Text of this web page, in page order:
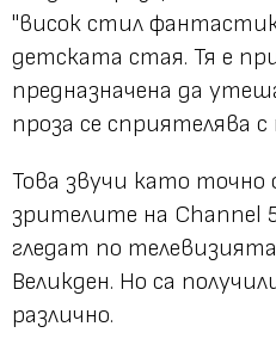
"висок стил
детската стая. Тя е
предназначена да
проза се сприятелява
Това звучи като точно
зрителите на Channel
гледат по телевизията
Великден. Но са
различно.